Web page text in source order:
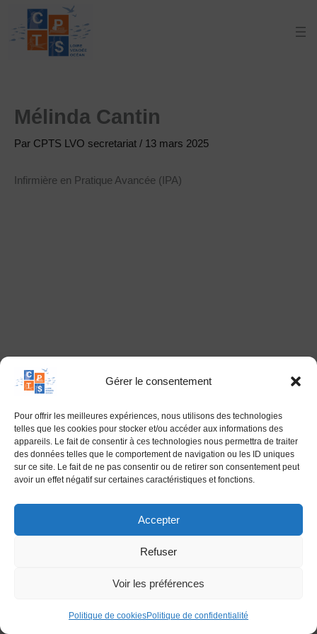
Gérer le consentement
Pour offrir les meilleures expériences, nous utilisons des technologies
telles que les cookies pour stocker et/ou accéder aux informations des
appareils. Le fait de consentir à ces technologies nous permettra de traiter
des données telles que le comportement de navigation ou les ID uniques
sur ce site. Le fait de ne pas consentir ou de retirer son consentement peut
avoir un effet négatif sur certaines caractéristiques et fonctions.
Accepter
Refuser
Voir les préférences
Politique de cookiesPolitique de confidentialité
contenu
Mélinda Cantin
Par CPTS LVO secretariat / 13 mars 2025
Infirmière en Pratique Avancée (IPA)
26 Boulevard Viaud Grand Marais
85300 CHALLANS
Contact par téléphone :​ 06 77 16 52 53
Politique de cookies (UE)Politique de confidentialité